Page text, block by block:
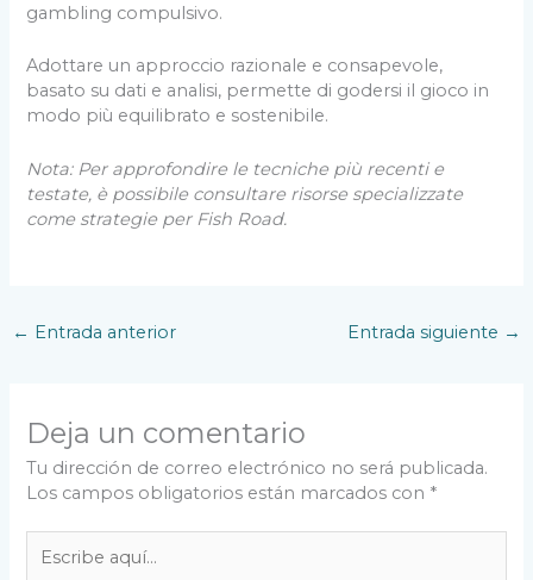
gambling compulsivo.
Adottare un approccio razionale e consapevole,
basato su dati e analisi, permette di godersi il gioco in
modo più equilibrato e sostenibile.
Nota: Per approfondire le tecniche più recenti e
testate, è possibile consultare risorse specializzate
come strategie per Fish Road.
← Entrada anterior Entrada siguiente →
Deja un comentario
Tu dirección de correo electrónico no será publicada.
Los campos obligatorios están marcados con *
aquí...